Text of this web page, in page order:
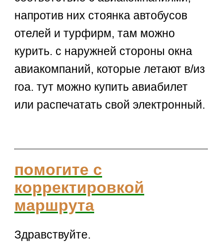
напротив них стоянка автобусов
отелей и турфирм, там можно
курить. с наружней стороны окна
авиакомпаний, которые летают в/из
гоа. тут можно купить авиабилет
или распечатать свой электронный.
помогите с
корректировкой
маршрута
Здравствуйте.